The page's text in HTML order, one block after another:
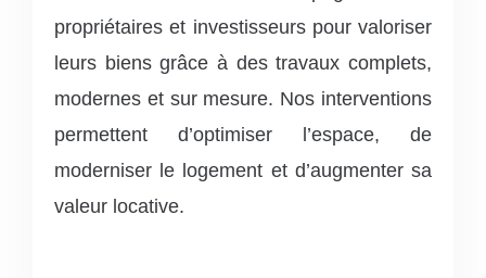
propriétaires et investisseurs pour valoriser
leurs biens grâce à des travaux complets,
modernes et sur mesure. Nos interventions
permettent d’optimiser l’espace, de
moderniser le logement et d’augmenter sa
valeur locative.